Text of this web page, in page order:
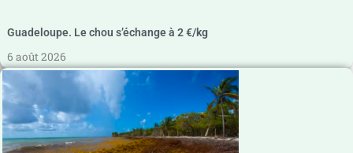
Guadeloupe. Le chou s’échange à 2 €/kg
6 août 2026